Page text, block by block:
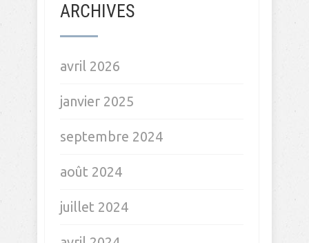
ARCHIVES
avril 2026
janvier 2025
septembre 2024
août 2024
juillet 2024